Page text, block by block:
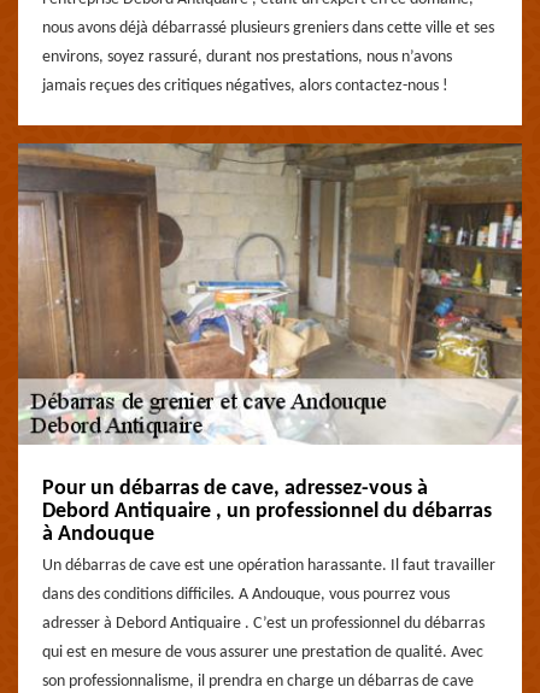
nous avons déjà débarrassé plusieurs greniers dans cette ville et ses
environs, soyez rassuré, durant nos prestations, nous n’avons
jamais reçues des critiques négatives, alors contactez-nous !
Pour un débarras de cave, adressez-vous à
Debord Antiquaire , un professionnel du débarras
à Andouque
Un débarras de cave est une opération harassante. Il faut travailler
dans des conditions difficiles. A Andouque, vous pourrez vous
adresser à Debord Antiquaire . C’est un professionnel du débarras
qui est en mesure de vous assurer une prestation de qualité. Avec
son professionnalisme, il prendra en charge un débarras de cave